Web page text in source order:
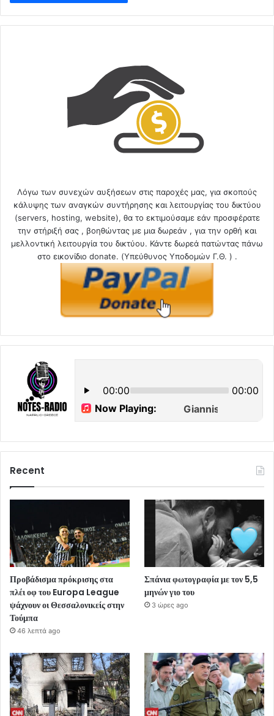
Λόγω των συνεχών αυξήσεων στις παροχές μας, για σκοπούς
κάλυψης των αναγκών συντήρησης και λειτουργίας του δικτύου
(servers, hosting, website), θα το εκτιμούσαμε εάν προσφέρατε
την στήριξή σας , βοηθώντας με μια δωρεάν , για την ορθή και
μελλοντική λειτουργία του δικτύου. Κάντε δωρεά πατώντας πάνω
στο εικονίδιο donate. (Υπεύθυνος Υποδομών Γ.Θ. ) .
Recent
Προβάδισμα πρόκρισης στα
πλέι οφ του Europa League
ψάχνουν οι Θεσσαλονικείς στην
Τούμπα
46 λεπτά ago
Σπάνια φωτογραφία με τον 5,5
μηνών γιο του
3 ώρες ago